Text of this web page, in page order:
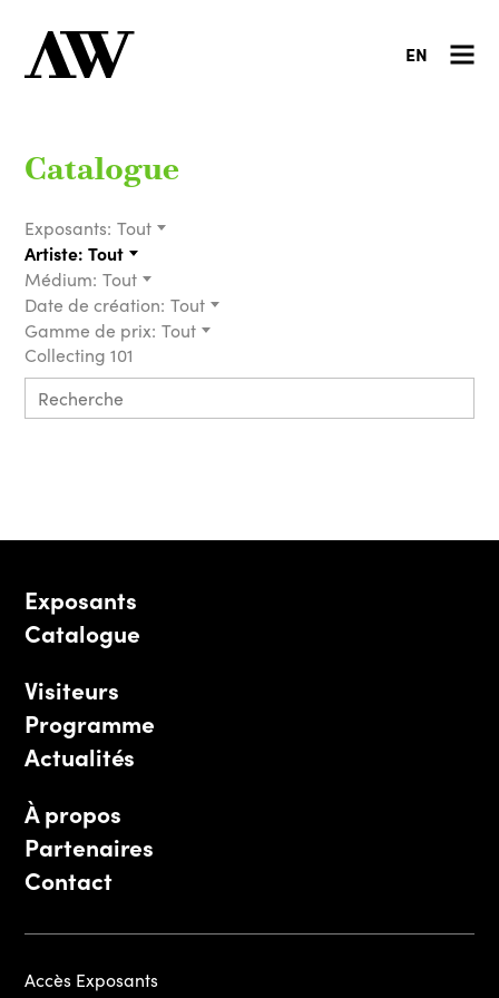
EN
Catalogue
Exposants: Tout
Artiste: Tout
Médium: Tout
Date de création: Tout
Gamme de prix: Tout
Collecting 101
Exposants
Catalogue
Visiteurs
Programme
Actualités
À propos
Partenaires
Contact
Accès Exposants